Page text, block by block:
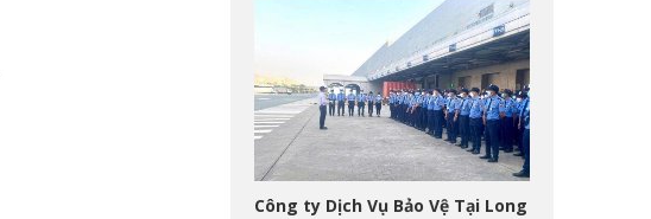
Công ty Dịch Vụ Bảo Vệ Tại Long